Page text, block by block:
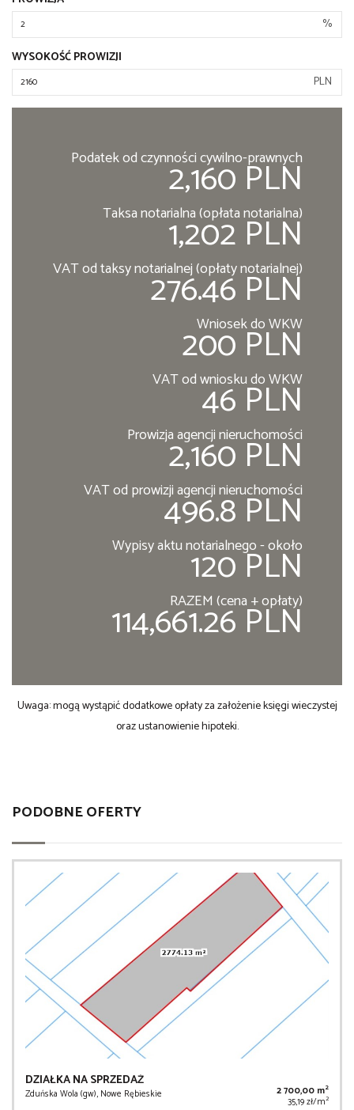
%
WYSOKOŚĆ PROWIZJI
PLN
Podatek od czynności cywilno-prawnych
2,160 PLN
Taksa notarialna (opłata notarialna)
1,202 PLN
VAT od taksy notarialnej (opłaty notarialnej)
276.46 PLN
Wniosek do WKW
200 PLN
VAT od wniosku do WKW
46 PLN
Prowizja agencji nieruchomości
2,160 PLN
VAT od prowizji agencji nieruchomości
496.8 PLN
Wypisy aktu notarialnego - około
120 PLN
RAZEM (cena + opłaty)
114,661.26 PLN
Uwaga: mogą wystąpić dodatkowe opłaty za założenie księgi wieczystej
oraz ustanowienie hipoteki.
PODOBNE OFERTY
DZIAŁKA NA SPRZEDAŻ
Zduńska Wola (gw), Nowe Rębieskie 2 700,00 m2
35,19 zł/m2